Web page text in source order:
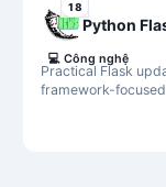
18
Python
Practical Flask
framework-
💻 Công nghệ